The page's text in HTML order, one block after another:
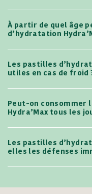
À partir de quel âge
d’hydratation
Les pastilles
utiles en cas de froid
Peut-on consommer
Hydra’Max tous les
Les pastilles
elles les défenses